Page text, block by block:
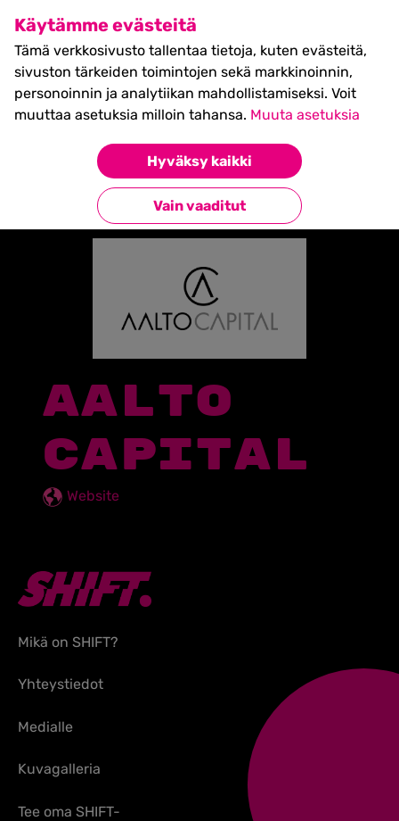
Käytämme evästeitä
Tämä verkkosivusto tallentaa tietoja, kuten evästeitä,
sivuston tärkeiden toimintojen sekä markkinoinnin,
personoinnin ja analytiikan mahdollistamiseksi. Voit
muuttaa asetuksia milloin tahansa. Muuta asetuksia
Hyväksy kaikki
Vain vaaditut
SHIFT Business Festival
27.5.2027, Turku - liput
myynnissä nyt! >>
Partners»Aalto Capital
Takaisin kumppaneihin
AALTO
CAPITAL
Website
Mikä on SHIFT?
Yhteystiedot
Medialle
Kuvagalleria
Tee oma SHIFT-